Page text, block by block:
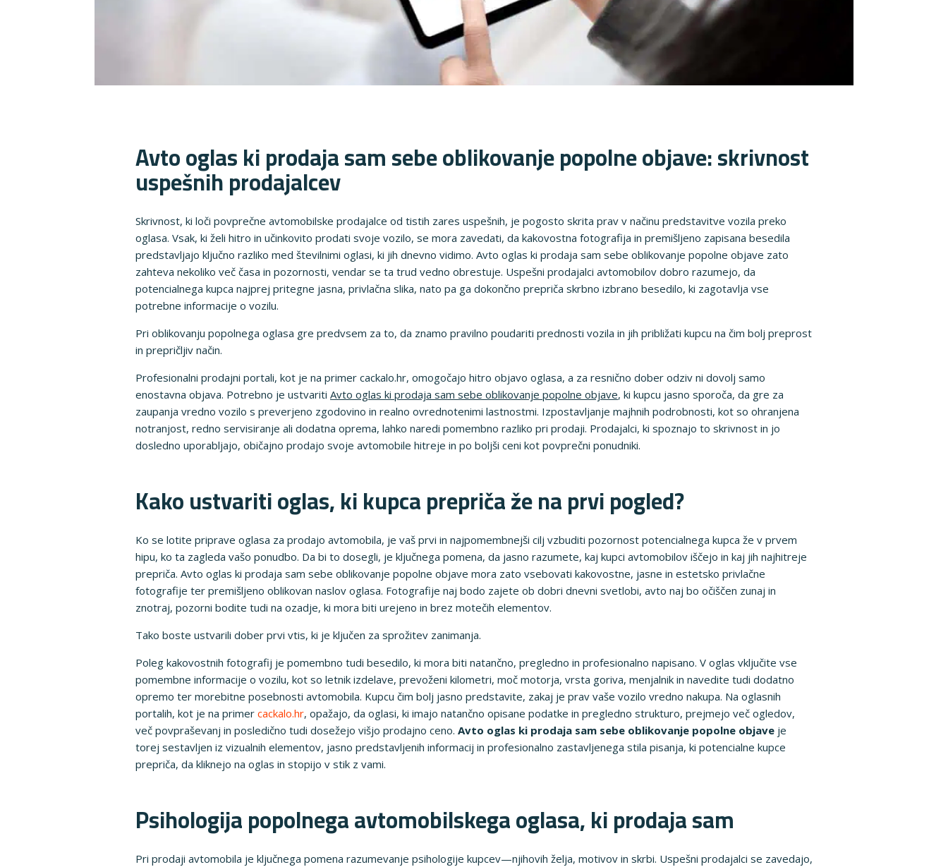
Avto oglas ki prodaja sam sebe oblikovanje popolne objave: skrivnost
uspešnih prodajalcev
Skrivnost, ki loči povprečne avtomobilske prodajalce od tistih zares uspešnih, je pogosto skrita prav v načinu predstavitve vozila preko
oglasa. Vsak, ki želi hitro in učinkovito prodati svoje vozilo, se mora zavedati, da kakovostna fotografija in premišljeno zapisana besedila
predstavljajo ključno razliko med številnimi oglasi, ki jih dnevno vidimo. Avto oglas ki prodaja sam sebe oblikovanje popolne objave zato
zahteva nekoliko več časa in pozornosti, vendar se ta trud vedno obrestuje. Uspešni prodajalci avtomobilov dobro razumejo, da
potencialnega kupca najprej pritegne jasna, privlačna slika, nato pa ga dokončno prepriča skrbno izbrano besedilo, ki zagotavlja vse
potrebne informacije o vozilu.
Pri oblikovanju popolnega oglasa gre predvsem za to, da znamo pravilno poudariti prednosti vozila in jih približati kupcu na čim bolj preprost
in prepričljiv način.
Profesionalni prodajni portali, kot je na primer cackalo.hr, omogočajo hitro objavo oglasa, a za resnično dober odziv ni dovolj samo
enostavna objava. Potrebno je ustvariti Avto oglas ki prodaja sam sebe oblikovanje popolne objave, ki kupcu jasno sporoča, da gre za
zaupanja vredno vozilo s preverjeno zgodovino in realno ovrednotenimi lastnostmi. Izpostavljanje majhnih podrobnosti, kot so ohranjena
notranjost, redno servisiranje ali dodatna oprema, lahko naredi pomembno razliko pri prodaji. Prodajalci, ki spoznajo to skrivnost in jo
dosledno uporabljajo, običajno prodajo svoje avtomobile hitreje in po boljši ceni kot povprečni ponudniki.
Kako ustvariti oglas, ki kupca prepriča že na prvi pogled?
Ko se lotite priprave oglasa za prodajo avtomobila, je vaš prvi in najpomembnejši cilj vzbuditi pozornost potencialnega kupca že v prvem
hipu, ko ta zagleda vašo ponudbo. Da bi to dosegli, je ključnega pomena, da jasno razumete, kaj kupci avtomobilov iščejo in kaj jih najhitreje
prepriča. Avto oglas ki prodaja sam sebe oblikovanje popolne objave mora zato vsebovati kakovostne, jasne in estetsko privlačne
fotografije ter premišljeno oblikovan naslov oglasa. Fotografije naj bodo zajete ob dobri dnevni svetlobi, avto naj bo očiščen zunaj in
znotraj, pozorni bodite tudi na ozadje, ki mora biti urejeno in brez motečih elementov.
Tako boste ustvarili dober prvi vtis, ki je ključen za sprožitev zanimanja.
Poleg kakovostnih fotografij je pomembno tudi besedilo, ki mora biti natančno, pregledno in profesionalno napisano. V oglas vključite vse
pomembne informacije o vozilu, kot so letnik izdelave, prevoženi kilometri, moč motorja, vrsta goriva, menjalnik in navedite tudi dodatno
opremo ter morebitne posebnosti avtomobila. Kupcu čim bolj jasno predstavite, zakaj je prav vaše vozilo vredno nakupa. Na oglasnih
portalih, kot je na primer cackalo.hr, opažajo, da oglasi, ki imajo natančno opisane podatke in pregledno strukturo, prejmejo več ogledov,
več povpraševanj in posledično tudi dosežejo višjo prodajno ceno. Avto oglas ki prodaja sam sebe oblikovanje popolne objave je
torej sestavljen iz vizualnih elementov, jasno predstavljenih informacij in profesionalno zastavljenega stila pisanja, ki potencialne kupce
prepriča, da kliknejo na oglas in stopijo v stik z vami.
Psihologija popolnega avtomobilskega oglasa, ki prodaja sam
Pri prodaji avtomobila je ključnega pomena razumevanje psihologije kupcev—njihovih želja, motivov in skrbi. Uspešni prodajalci se zavedajo,